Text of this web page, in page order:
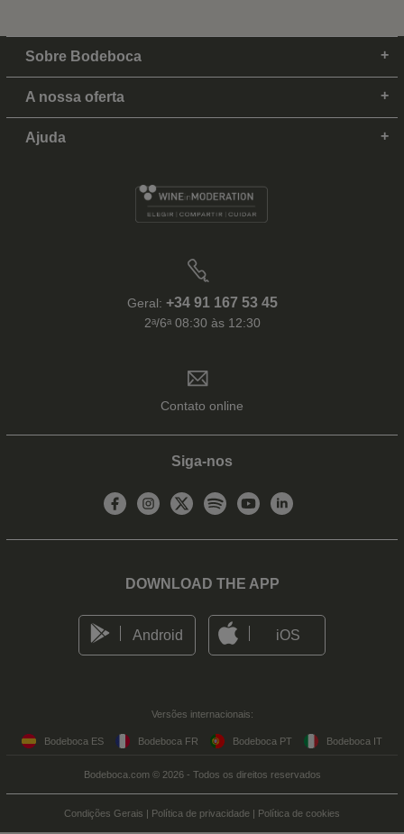
Sobre Bodeboca
A nossa oferta
Ajuda
Geral: +34 91 167 53 45
2ᵃ/6ᵃ 08:30 às 12:30
Contato online
Siga-nos
DOWNLOAD THE APP
Android iOS
Versões internacionais:
Bodeboca ES Bodeboca FR Bodeboca PT Bodeboca IT
Bodeboca.com © 2026 - Todos os direitos reservados
Condições Gerais | Política de privacidade | Política de cookies